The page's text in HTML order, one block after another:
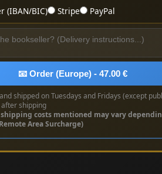
(IBAN/BIC)
Stripe PayPal
📧 Order (Europe) - 47.00 €
shipped on Tuesdays and Fridays (except
shipping
shipping costs mentioned may vary
Area Surcharge)